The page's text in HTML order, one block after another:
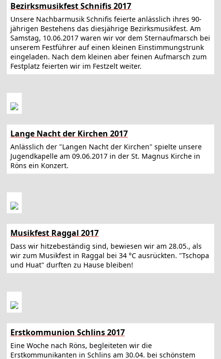
Bezirksmusikfest Schnifis 2017
Unsere Nachbarmusik Schnifis feierte anlässlich ihres 90-
jährigen Bestehens das diesjährige Bezirksmusikfest. Am
Samstag, 10.06.2017 waren wir vor dem Sternaufmarsch bei
unserem Festführer auf einen kleinen Einstimmungstrunk
eingeladen. Nach dem kleinen aber feinen Aufmarsch zum
Festplatz feierten wir im Festzelt weiter.
Lange Nacht der Kirchen 2017
Anlässlich der "Langen Nacht der Kirchen" spielte unsere
Jugendkapelle am 09.06.2017 in der St. Magnus Kirche in
Röns ein Konzert.
Musikfest Raggal 2017
Dass wir hitzebeständig sind, bewiesen wir am 28.05., als
wir zum Musikfest in Raggal bei 34 °C ausrückten. "Tschopa
und Huat" durften zu Hause bleiben!
Erstkommunion Schlins 2017
Eine Woche nach Röns, begleiteten wir die
Erstkommunikanten in Schlins am 30.04. bei schönstem